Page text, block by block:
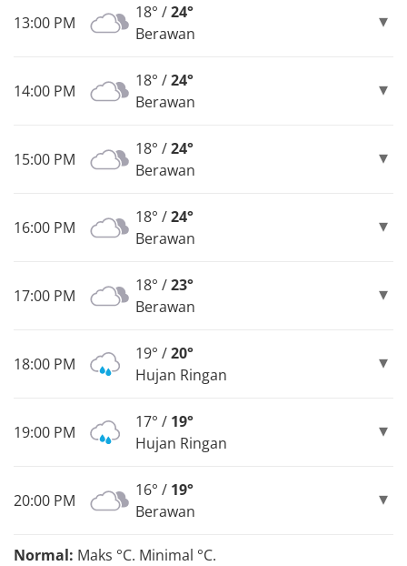
13:00 PM
18° /24°
Berawan
14:00 PM
18° /24°
Berawan
15:00 PM
18° /24°
Berawan
16:00 PM
18° /24°
Berawan
17:00 PM
18° /23°
Berawan
18:00 PM
19° /20°
Hujan Ringan
19:00 PM
17° / 19°
Hujan Ringan
20:00 PM
16° / 19°
Berawan
Normal: Maks °C. Minimal °C.